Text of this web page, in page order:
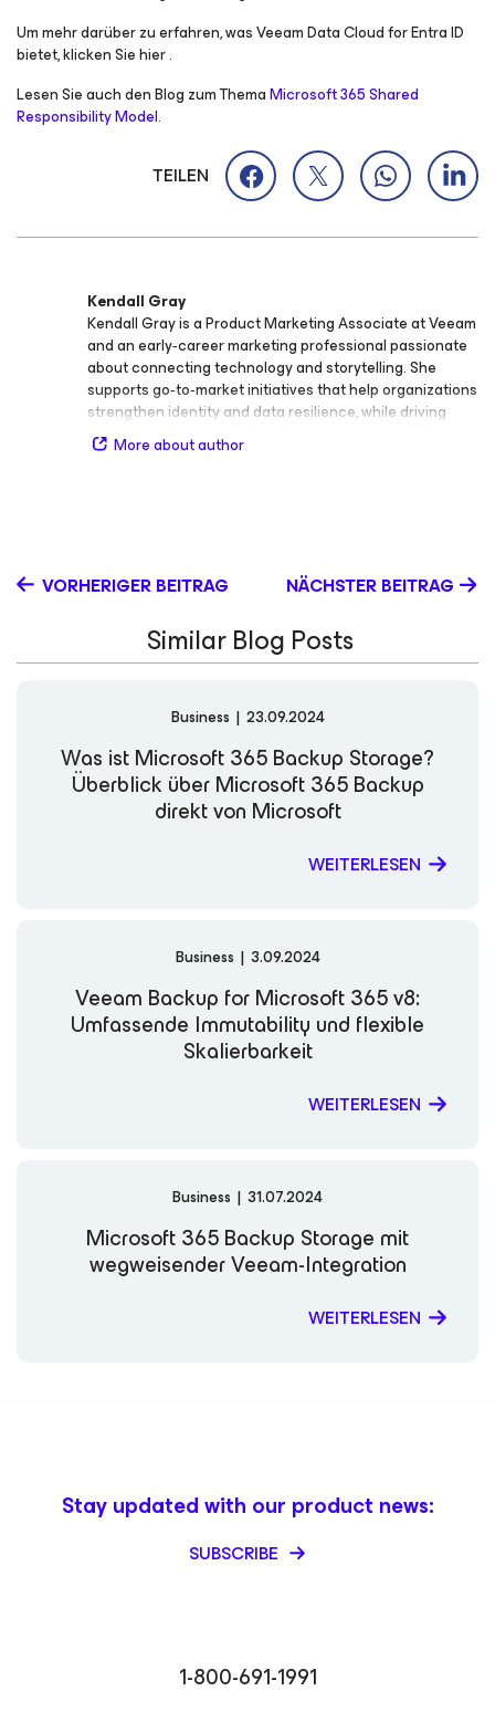
Um mehr darüber zu erfahren, was Veeam Data Cloud for Entra ID
bietet, klicken Sie hier .
Lesen Sie auch den Blog zum ThemaMicrosoft 365 Shared
Responsibility Model.
TEILEN
Kendall Gray
Kendall Gray is a Product Marketing Associate at Veeam
and an early‑career marketing professional passionate
about connecting technology and storytelling. She
supports go‑to‑market initiatives that help organizations
strengthen identity and data resilience, while driving
thought leadership and research that translate complex
technical concepts into clear, actionable insights.
knowledge base to better communicate the technical
secure data management. Outside of work, Kendall loves
music and theatre and hopes to travel the world, always
More about author
VORHERIGER BEITRAG NÄCHSTER BEITRAG
Similar Blog Posts
Business | 23.09.2024
Was ist Microsoft 365 Backup Storage?
Überblick über Microsoft 365 Backup
direkt von Microsoft
WEITERLESEN
Business | 3.09.2024
Veeam Backup for Microsoft 365v8:
Umfassende Immutability und flexible
Skalierbarkeit
WEITERLESEN
Business | 31.07.2024
Microsoft 365 Backup Storage mit
wegweisender Veeam-Integration
WEITERLESEN
1-800-691-1991
Stay updated with our product news:
SUBSCRIBE